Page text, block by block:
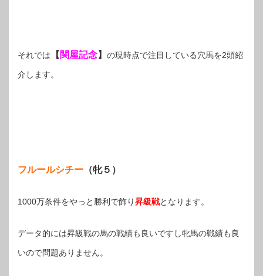
それでは 【 関屋記念】 の現時点で注目している穴馬を2頭紹
介します。
フルールシチー （牝５）
1000万条件をやっと勝利で飾り昇級戦となります。
データ的には昇級戦の馬の戦績も良いですし牝馬の戦績も良
いので問題ありません。